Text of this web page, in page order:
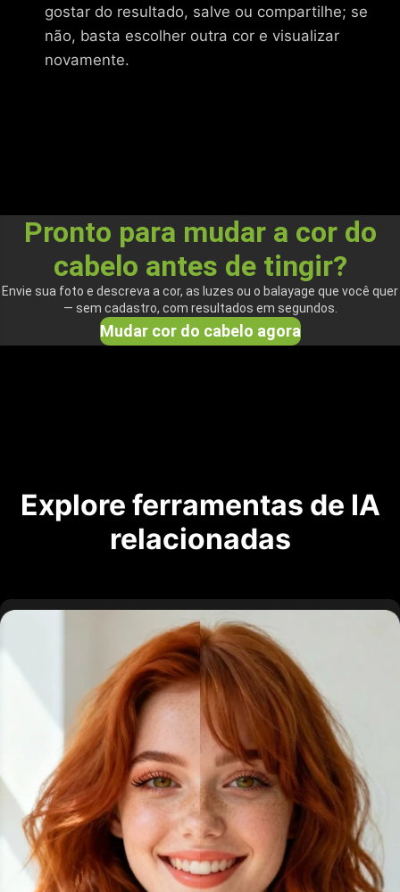
gostar do resultado, salve ou compartilhe; se
não, basta escolher outra cor e visualizar
novamente.
Pronto para mudar a cor do
cabelo antes de tingir?
Envie sua foto e descreva a cor, as luzes ou o balayage que você quer
— sem cadastro, com resultados em segundos.
Mudar cor do cabelo agora
Explore ferramentas de IA
relacionadas